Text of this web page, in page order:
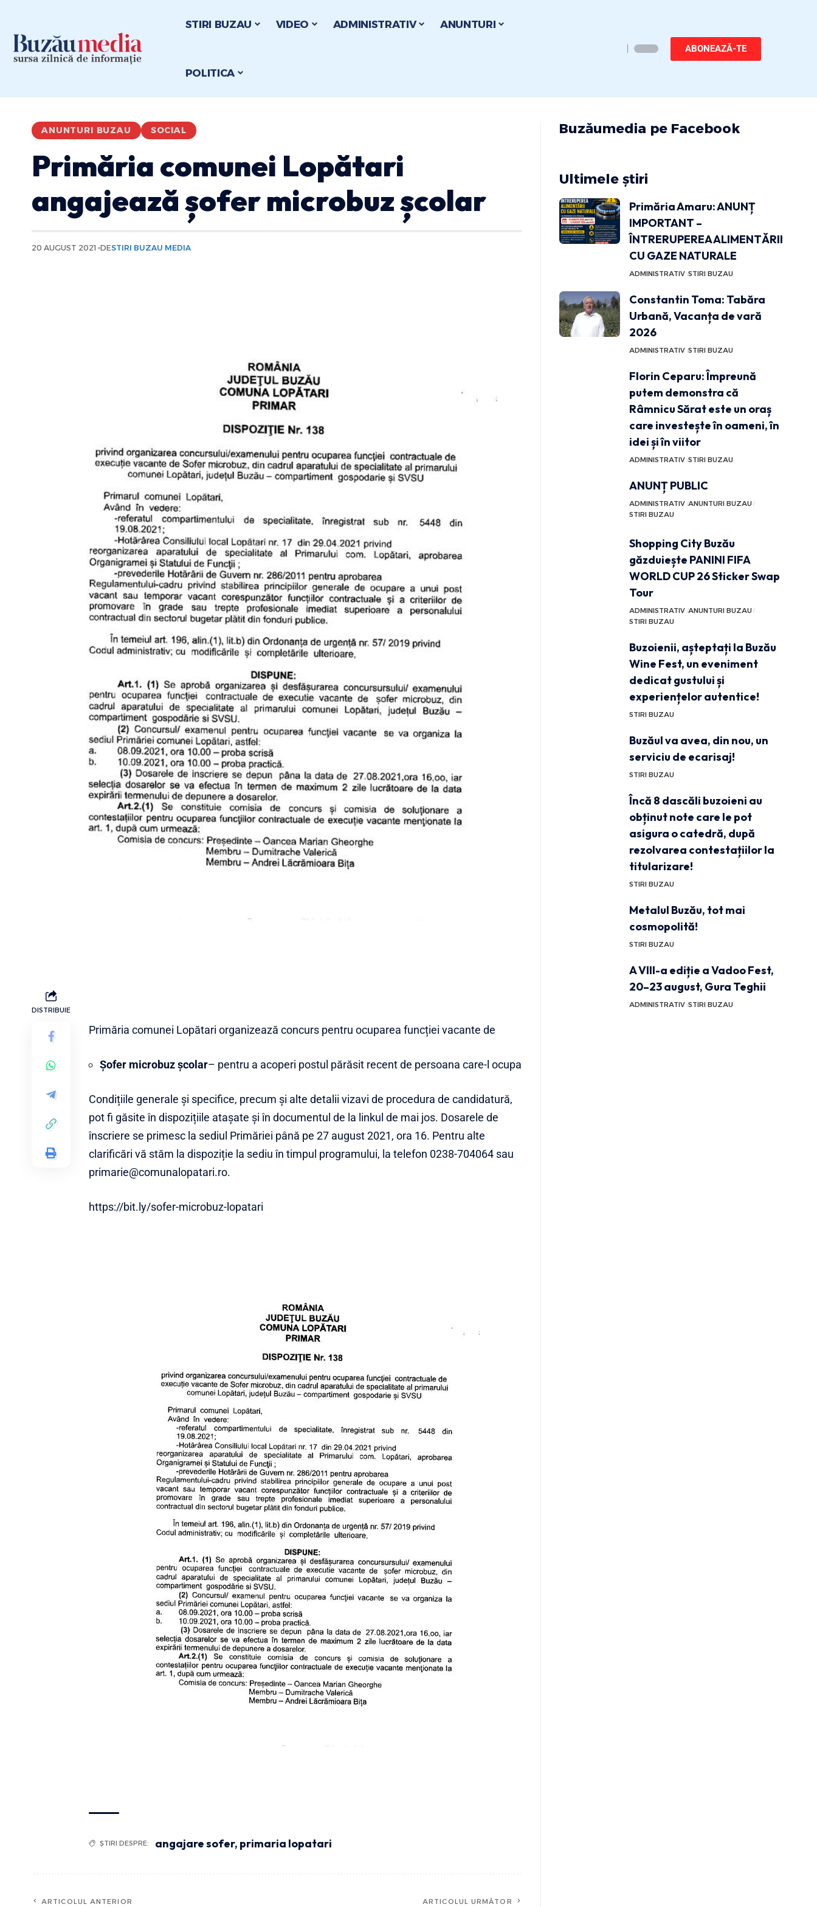
STIRI BUZAU VIDEO ADMINISTRATIV ANUNTURI
POLITICA
ABONEAZĂ-TE
ANUNTURI BUZAU SOCIAL
Primăria comunei Lopătari
angajează șofer microbuz școlar
20 AUGUST 2021 DESTIRI BUZAU MEDIA
DISTRIBUIE
Primăria comunei Lopătari organizează concurs pentru ocuparea funcției vacante de
Șofer microbuz școlar– pentru a acoperi postul părăsit recent de persoana care-l ocupa
Condițiile generale și specifice, precum și alte detalii vizavi de procedura de candidatură,
pot fi găsite în dispozițiile atașate și în documentul de la linkul de mai jos. Dosarele de
înscriere se primesc la sediul Primăriei până pe 27 august 2021, ora 16. Pentru alte
clarificări vă stăm la dispoziție la sediu în timpul programului, la telefon 0238-704064 sau
primarie@comunalopatari.ro.
https://bit.ly/sofer-microbuz-lopatari
ȘTIRI DESPRE: angajare sofer, primaria lopatari
ARTICOLUL ANTERIOR ARTICOLUL URMĂTOR
Buzăumedia pe Facebook
Ultimele știri
Primăria Amaru: ANUNȚ
IMPORTANT –
ÎNTRERUPEREA ALIMENTĂRII
CU GAZE NATURALE
ADMINISTRATIV STIRI BUZAU
Constantin Toma: Tabăra
Urbană, Vacanța de vară
2026
ADMINISTRATIV STIRI BUZAU
Florin Ceparu: Împreună
putem demonstra că
Râmnicu Sărat este un oraș
care investește în oameni, în
idei și în viitor
ADMINISTRATIV STIRI BUZAU
ANUNȚ PUBLIC
ADMINISTRATIV ANUNTURI BUZAU
STIRI BUZAU
Shopping City Buzău
găzduiește PANINI FIFA
WORLD CUP 26 Sticker Swap
Tour
ADMINISTRATIV ANUNTURI BUZAU
STIRI BUZAU
Buzoienii, așteptați la Buzău
Wine Fest, un eveniment
dedicat gustului și
experiențelor autentice!
STIRI BUZAU
Buzăul va avea, din nou, un
serviciu de ecarisaj!
STIRI BUZAU
Încă 8 dascăli buzoieni au
obținut note care le pot
asigura o catedră, după
rezolvarea contestațiilor la
titularizare!
STIRI BUZAU
Metalul Buzău, tot mai
cosmopolită!
STIRI BUZAU
A VIII-a ediție a Vadoo Fest,
20–23 august, Gura Teghii
ADMINISTRATIV STIRI BUZAU